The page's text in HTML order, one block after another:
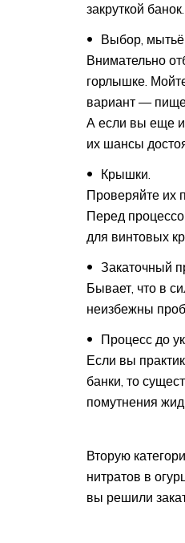
закруткой банок.
Выбор, мытьё
Внимательно
горлышке.
вариант —
А если вы еще и
их шансы
Крышки.
Проверяйте их
Перед
для винтовых
Закаточный
Бывает, что в
неизбежны
Процесс до
Если вы
банки, то
помутнения
Вторую
нитратов в
вы решили